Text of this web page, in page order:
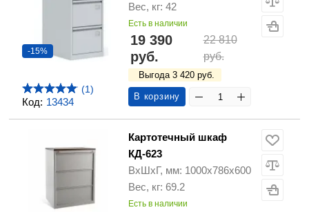
Код: 13434
-15%
(1)
Вес, кг: 42
Есть в наличии
19 390
руб.
22 810
руб.
Выгода 3 420 руб.
В корзину
Картотечный шкаф
КД-623
ВхШхГ, мм: 1000х786х600
Вес, кг: 69.2
Есть в наличии